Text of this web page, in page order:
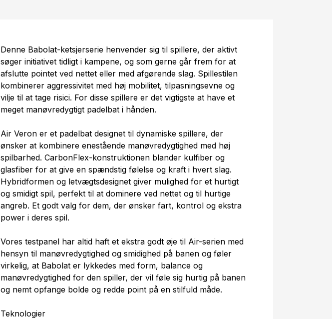
Denne Babolat-ketsjerserie henvender sig til spillere, der aktivt
søger initiativet tidligt i kampene, og som gerne går frem for at
afslutte pointet ved nettet eller med afgørende slag. Spillestilen
kombinerer aggressivitet med høj mobilitet, tilpasningsevne og
vilje til at tage risici. For disse spillere er det vigtigste at have et
meget manøvredygtigt padelbat i hånden.
Air Veron er et padelbat designet til dynamiske spillere, der
ønsker at kombinere enestående manøvredygtighed med høj
spilbarhed. CarbonFlex-konstruktionen blander kulfiber og
glasfiber for at give en spændstig følelse og kraft i hvert slag.
Hybridformen og letvægtsdesignet giver mulighed for et hurtigt
og smidigt spil, perfekt til at dominere ved nettet og til hurtige
angreb. Et godt valg for dem, der ønsker fart, kontrol og ekstra
power i deres spil.
Vores testpanel har altid haft et ekstra godt øje til Air-serien med
hensyn til manøvredygtighed og smidighed på banen og føler
virkelig, at Babolat er lykkedes med form, balance og
manøvredygtighed for den spiller, der vil føle sig hurtig på banen
og nemt opfange bolde og redde point på en stilfuld måde.
Teknologier